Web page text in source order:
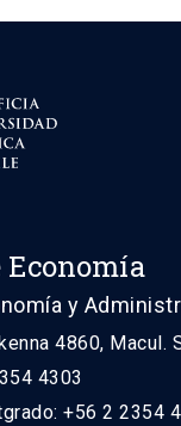
y
4860, Macul.
4303
+56 2 2354